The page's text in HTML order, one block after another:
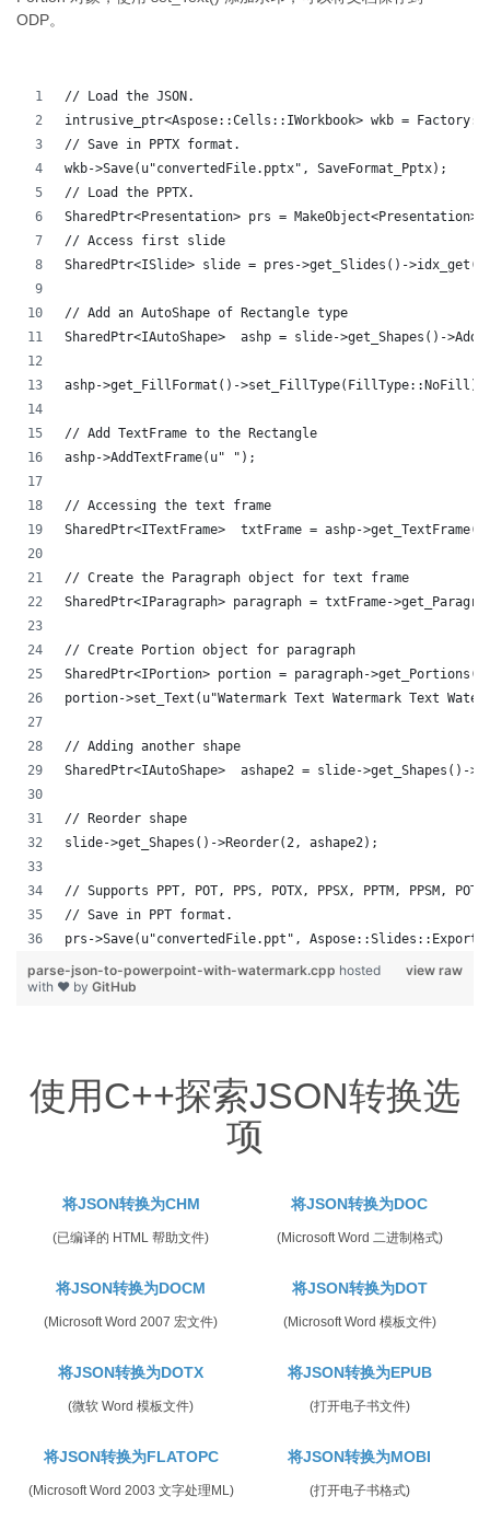
ODP。
// Load the JSON.
intrusive_ptr<Aspose::Cells::IWorkbook> wkb =
// Save in PPTX format.
wkb->Save(u"convertedFile.pptx", SaveFormat_Pptx);
// Load the PPTX.
SharedPtr<Presentation> prs =
// Access first slide
SharedPtr<ISlide> slide = pres->get_Slides()-
// Add an AutoShape of Rectangle type
SharedPtr<IAutoShape>  ashp = slide->get_Shapes()-
ashp->get_FillFormat()->set_FillType(FillType::NoFill);
// Add TextFrame to the Rectangle
ashp->AddTextFrame(u" ");
// Accessing the text frame
SharedPtr<ITextFrame>  txtFrame = ashp-
// Create the Paragraph object for text frame
SharedPtr<IParagraph> paragraph = txtFrame-
// Create Portion object for paragraph
SharedPtr<IPortion> portion = paragraph-
portion->set_Text(u"Watermark Text Watermark Text
// Adding another shape
SharedPtr<IAutoShape>  ashape2 = slide->get_Shapes()-
// Reorder shape
slide->get_Shapes()->Reorder(2, ashape2);
// Supports PPT, POT, PPS, POTX, PPSX, PPTM, PPSM,
// Save in PPT format.
prs->Save(u"convertedFile.ppt",
view raw
parse-json-to-powerpoint-with-watermark.cpp hosted
with ❤ by GitHub
使用C++探索JSON转换选
项
将JSON转换为CHM
(已编译的 HTML 帮助文件)
将JSON转换为DOC
(Microsoft Word 二进制格式)
将JSON转换为DOCM
(Microsoft Word 2007 宏文件)
将JSON转换为DOT
(Microsoft Word 模板文件)
将JSON转换为DOTX
(微软 Word 模板文件)
将JSON转换为EPUB
(打开电子书文件)
将JSON转换为FLATOPC
(Microsoft Word 2003 文字处理ML)
将JSON转换为MOBI
(打开电子书格式)